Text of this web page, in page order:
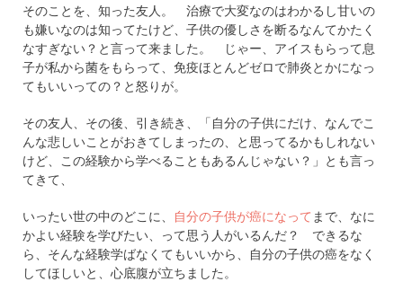
そのことを、知った友人。 治療で大変なのはわかるし甘いの
も嫌いなのは知ってたけど、子供の優しさを断るなんてかたく
なすぎない？と言って来ました。 じゃー、アイスもらって息
子が私から菌をもらって、免疫ほとんどゼロで肺炎とかになっ
てもいいっての？と怒りが。
その友人、その後、引き続き、「自分の子供にだけ、なんでこ
んな悲しいことがおきてしまったの、と思ってるかもしれない
けど、この経験から学べることもあるんじゃない？」とも言っ
てきて、
いったい世の中のどこに、 自分の子供が癌になって まで、なに
かよい経験を学びたい、って思う人がいるんだ？ できるな
ら、そんな経験学ばなくてもいいから、自分の子供の癌をなく
してほしいと、心底腹が立ちました。